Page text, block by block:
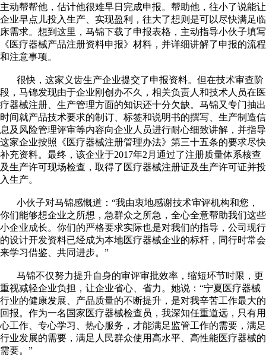
主动帮帮他，估计他很难早日完成申报。帮助他，往小了说能让
企业早点儿投入生产、实现盈利，往大了想则是可以尽快满足临
床需求。想到这里，马锦下载了申报表格，主动指导小伙子填写
《医疗器械产品注册资料申报》材料，并详细讲解了申报的流程
和注意事项。
很快，这家义齿生产企业提交了申报资料。但在技术审查阶
段，马锦发现由于企业刚创办不久，相关负责人和技术人员在医
疗器械注册、生产管理方面的知识还十分欠缺。马锦又专门抽出
时间就产品技术要求的制订、标签和说明书的撰写、生产制造信
息及风险管理评审等内容向企业人员进行耐心细致讲解，并指导
这家企业按照《医疗器械注册管理办法》第三十五条的要求尽快
补充资料。最终，该企业于2017年2月通过了注册质量体系核查
及生产许可现场检查，取得了医疗器械注册证及生产许可证并投
入生产。
小伙子对马锦感慨道：“我由衷地感谢技术审评机构和您，
你们能够想企业之所想，急群众之所急，全心全意帮助我们这些
小企业成长。你们的严格要求实际也是对我们的指导，公司现行
的设计开发资料已经成为本地医疗器械企业的标杆，同行时常会
来学习借鉴、共同进步。”
马锦不仅努力提升自身的审评审批效率，缩短环节时限，更
重视减轻企业负担，让企业省心、省力。她说：“宁夏医疗器械
行业的健康发展、产品质量的不断提升，是对我辛苦工作最大的
回报。作为一名国家医疗器械检查员，我深知任重道远，只有用
心工作、专心学习、热心服务，才能满足监管工作的需要，满足
行业发展的需要，满足人民群众使用高水平、高性能医疗器械的
需要。”